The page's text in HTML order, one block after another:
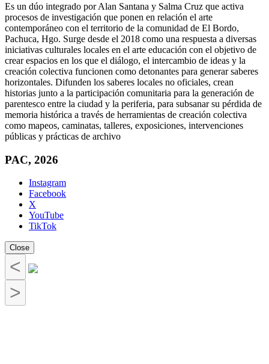
Es un dúo integrado por Alan Santana y Salma Cruz que activa
procesos de investigación que ponen en relación el arte
contemporáneo con el territorio de la comunidad de El Bordo,
Pachuca, Hgo. Surge desde el 2018 como una respuesta a diversas
iniciativas culturales locales en el arte educación con el objetivo de
crear espacios en los que el diálogo, el intercambio de ideas y la
creación colectiva funcionen como detonantes para generar saberes
horizontales. Difunden los saberes locales no oficiales, crean
historias junto a la participación comunitaria para la generación de
parentesco entre la ciudad y la periferia, para subsanar su pérdida de
memoria histórica a través de herramientas de creación colectiva
como mapeos, caminatas, talleres, exposiciones, intervenciones
públicas y prácticas de archivo
PAC, 2026
Instagram
Facebook
X
YouTube
TikTok
Close
<
>